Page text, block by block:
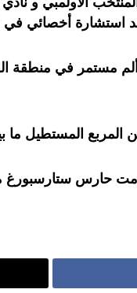
بعد استشارة أخصائي
مستمر في منطقة
المستطيل ما بين 6 و8
حارس ستارسبورغ